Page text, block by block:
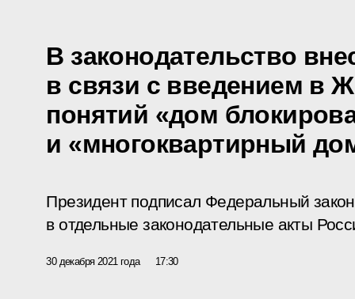
В законодательство
в связи с введением в
понятий «дом
и «многоквартирный
Президент подписал Федеральный
в отдельные законодательные акты
30 декабря 2021 года 17:30